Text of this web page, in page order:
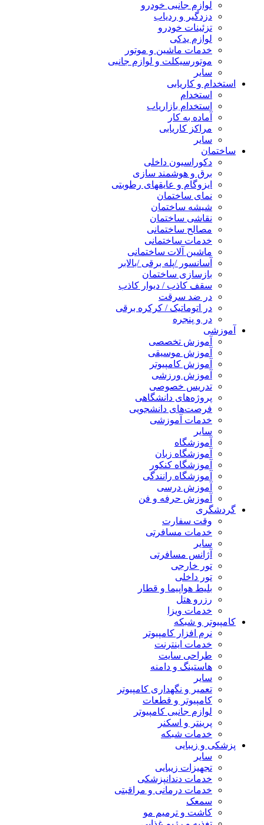
لوازم جانبی خودرو
دزدگیر و ردیاب
تزئینات خودرو
لوازم یدکی
خدمات ماشین و موتور
موتورسیکلت و لوازم جانبی
سایر
استخدام و کاریابی
استخدام
استخدام بازاریاب
آماده به کار
مراکز کاریابی
سایر
ساختمان
دکوراسیون داخلی
برق و هوشمند سازی
ایزوگام و عایقهای رطوبتی
نمای ساختمان
شیشه ساختمان
نقاشی ساختمان
مصالح ساختمانی
خدمات ساختمانی
ماشین آلات ساختمانی
آسانسور /پله برقی /بالابر
بازسازی ساختمان
سقف کاذب / دیوار کاذب
در ضد سرقت
در اتوماتیک / کرکره برقی
در و پنجره
آموزشی
آموزش تخصصی
آموزش موسیقی
آموزش کامپیوتر
آموزش ورزشی
تدریس خصوصی
پروژه‌های دانشگاهی
فرصت‌های دانشجویی
خدمات آموزشی
سایر
آموزشگاه
آموزشگاه زبان
آموزشگاه کنکور
آموزشگاه رانندگی
آموزش درسی
آموزش حرفه و فن
گردشگری
وقت سفارت
خدمات مسافرتی
سایر
آژانس مسافرتی
تور خارجی
تور داخلی
بلیط هواپیما و قطار
رزرو هتل
خدمات ویزا
کامپیوتر و شبکه
نرم افزار کامپیوتر
خدمات اینترنت
طراحی سایت
هاستینگ و دامنه
سایر
تعمیر و نگهداری کامپیوتر
کامپیوتر و قطعات
لوازم جانبی کامپیوتر
پرینتر و اسکنر
خدمات شبکه
پزشکی و زیبایی
سایر
تجهیزات زیبایی
خدمات دندانپزشکی
خدمات درمانی و مراقبتی
سمعک
کاشت و ترمیم مو